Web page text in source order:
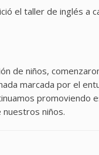
el taller de inglés a
de niños,
marcada por el
promoviendo
niños.